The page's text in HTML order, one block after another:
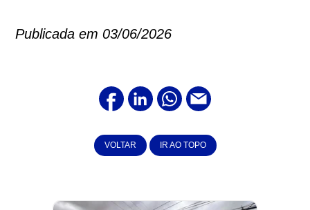
Publicada em 03/06/2026
VOLTAR IR AO TOPO